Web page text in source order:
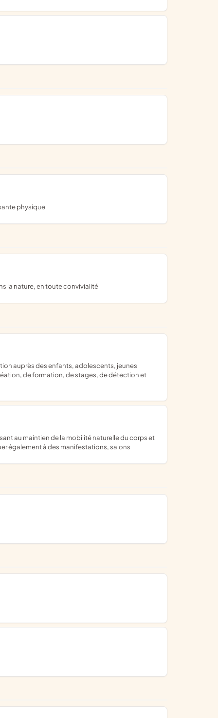
physique
la nature, en toute convivialité
de formation, de stages, de détection et
également à des manifestations, salons